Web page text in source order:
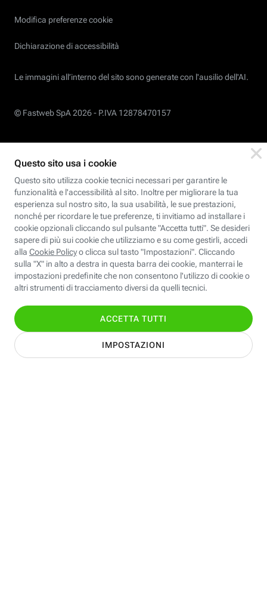
Modifica preferenze cookie
Dichiarazione di accessibilità
Le immagini all’interno del sito sono generate con l'ausilio dell'AI.
© Fastweb SpA 2026 - P.IVA 12878470157